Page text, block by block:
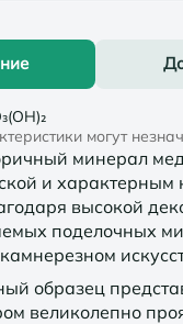
могут
минерал
и характерным
высокой
поделочных
образец
великолепно